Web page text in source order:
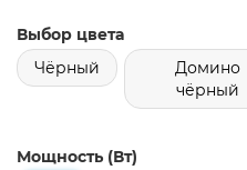
Выбор цвета
Чёрный
Домино
чёрный
Мощность (Вт)